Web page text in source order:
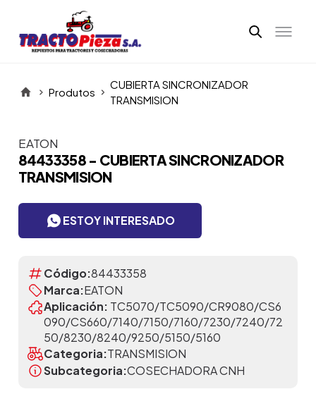
Produtos
CUBIERTA SINCRONIZADOR
TRANSMISION
Itens da Galeria
EATON
84433358 - CUBIERTA SINCRONIZADOR
TRANSMISION
ESTOY INTERESADO
Código:84433358
Marca:EATON
Aplicación: TC5070/TC5090/CR9080/CS6
090/CS660/7140/7150/7160/7230/7240/72
50/8230/8240/9250/5150/5160
Categoria:TRANSMISION
Subcategoria:COSECHADORA CNH